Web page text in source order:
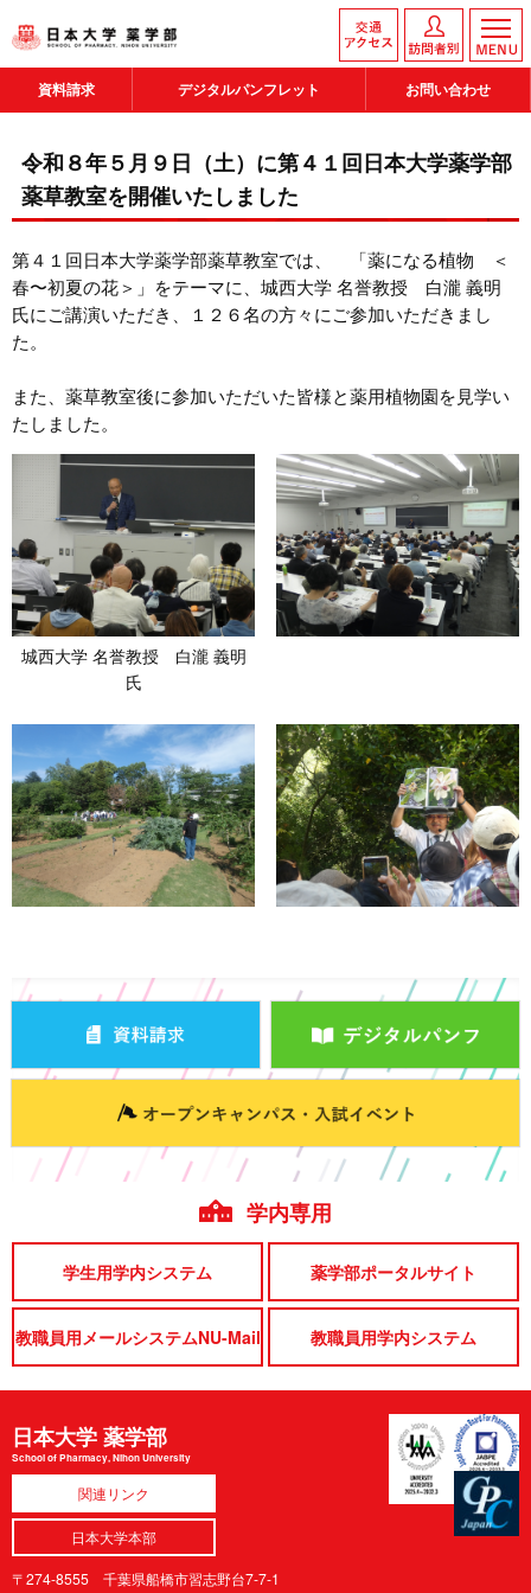
資料請求 デジタルパンフレット お問い合わせ
令和８年５月９日（土）に第４１回日本大学薬学部
薬草教室を開催いたしました
第４１回日本大学薬学部薬草教室では、 「薬になる植物 ＜
春〜初夏の花＞」をテーマに、城西大学 名誉教授 白瀧 義明
氏にご講演いただき、１２６名の方々にご参加いただきまし
た。
また、薬草教室後に参加いただいた皆様と薬用植物園を見学い
たしました。
城西大学 名誉教授 白瀧 義明
氏
学内専用
学生用学内システム 薬学部ポータルサイト
教職員用メールシステムNU-Mail 教職員用学内システム
日本大学 薬学部
School of Pharmacy, Nihon University
関連リンク
日本大学本部
〒274-8555 千葉県船橋市習志野台7-7-1